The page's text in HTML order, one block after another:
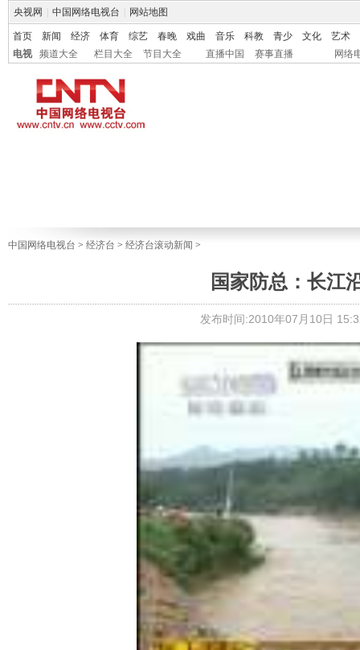
央视网 中国网络电视台 网站地图
首页 新闻 经济 体育 综艺 春晚 戏曲 音乐 科教 青少 文化
艺术
电视
频道大全 栏目大全 节目大全 直播中国 赛事直播 网络
中国网络电视台 > 经济台 > 经济台滚动新闻 >
国家防总：长江
发布时间:2010年07月10日